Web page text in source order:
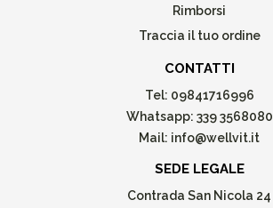
Rimborsi
Traccia il tuo ordine
CONTATTI
Tel: 09841716996
Whatsapp: 339 3568080
Mail: info@wellvit.it
SEDE LEGALE
Contrada San Nicola 24